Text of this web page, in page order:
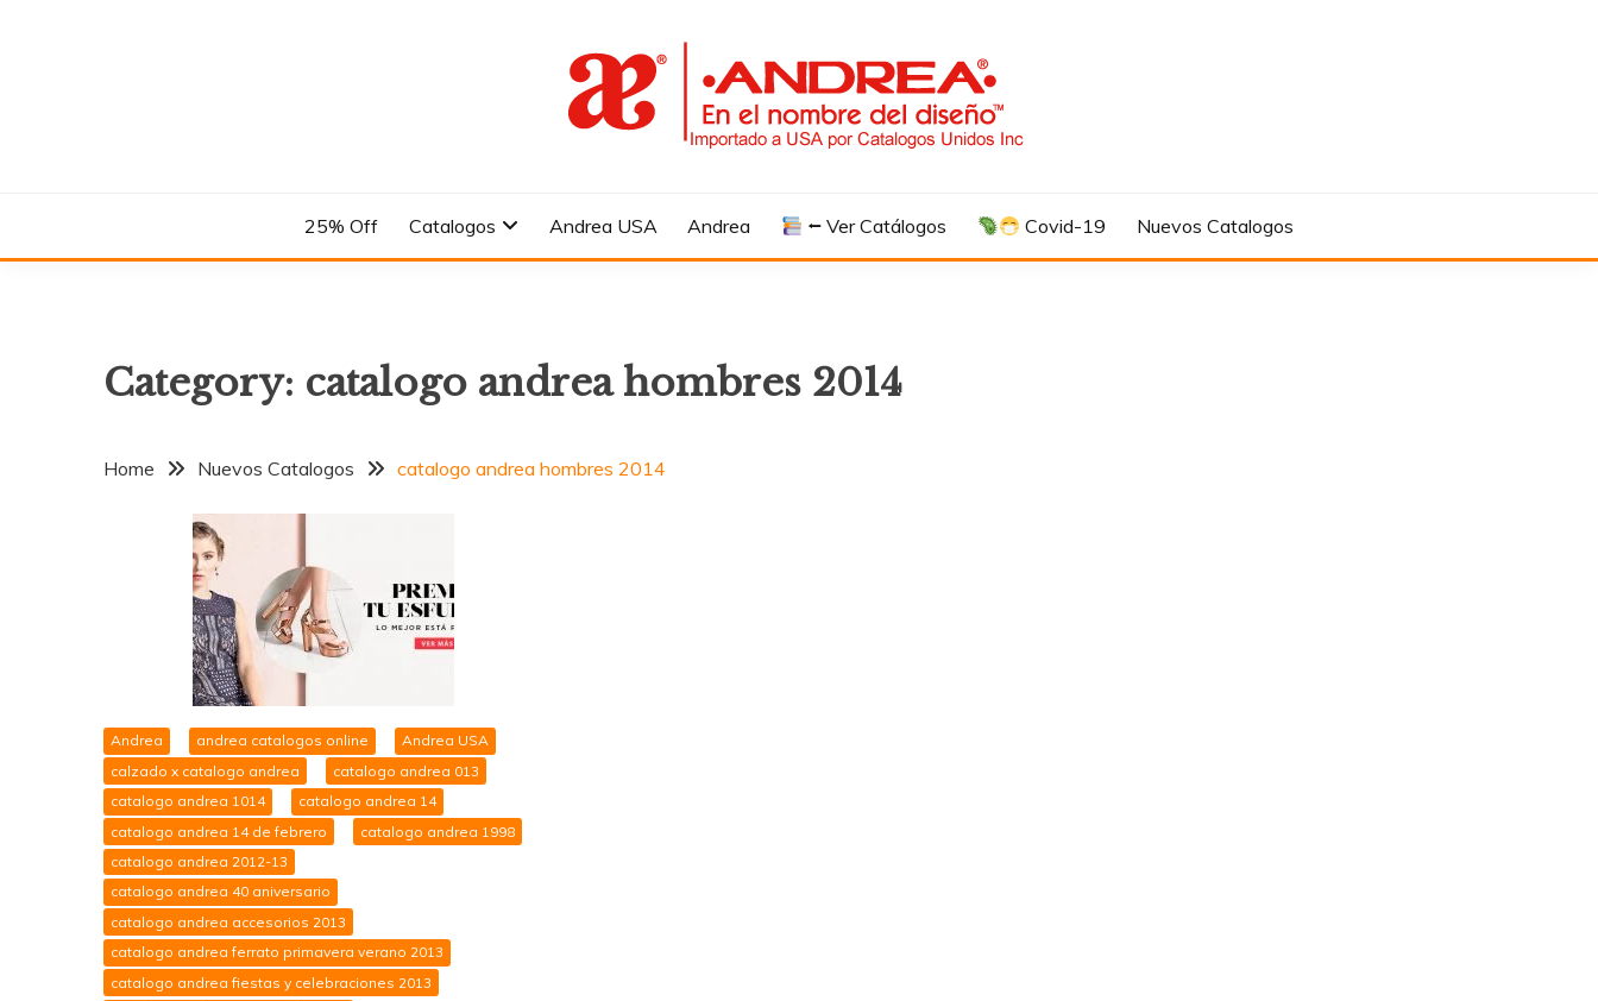
25% Off Catalogos Andrea USA Andrea ⭠ Ver Catálogos Covid-19 Nuevos Catalogos
Category: catalogo andrea hombres 2014
Home Nuevos Catalogos catalogo andrea hombres 2014
Andrea andrea catalogos online
Andrea USA
calzado x catalogo andrea
catalogo andrea 013
catalogo andrea 1014
catalogo andrea 14
catalogo andrea 14 de febrero
catalogo andrea 1998
catalogo andrea 2012-13
catalogo andrea 40 aniversario
catalogo andrea accesorios 2013
catalogo andrea ferrato primavera verano 2013
catalogo andrea fiestas y celebraciones 2013